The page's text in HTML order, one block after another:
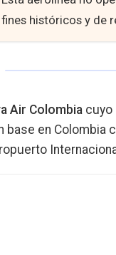
fines históricos y de
Air Colombia cuyo
base en Colombia